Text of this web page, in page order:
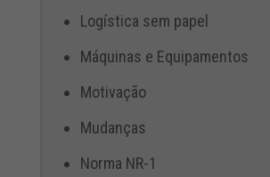
Logística sem papel
Máquinas e Equipamentos
Motivação
Mudanças
Norma NR-1